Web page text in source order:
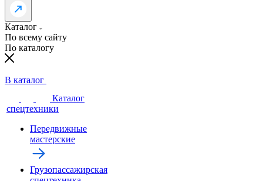
Каталог
По всему сайту
По каталогу
В каталог
Каталог
спецтехники
Передвижные
мастерские
Грузопассажирская